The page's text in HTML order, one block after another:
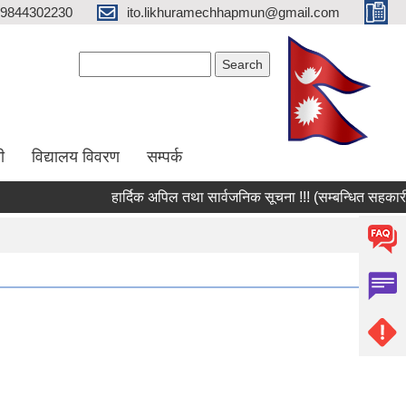
9844302230 ito.likhuramechhapmun@gmail.com
विद्यालय विवरण सम्पर्क
हार्दिक अपिल तथा सार्वजनिक सूचना !!! (सम्बन्धित सहकारी